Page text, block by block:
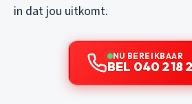
in dat jou uitkomt.
NU BEREIKBAAR
BEL 040 218